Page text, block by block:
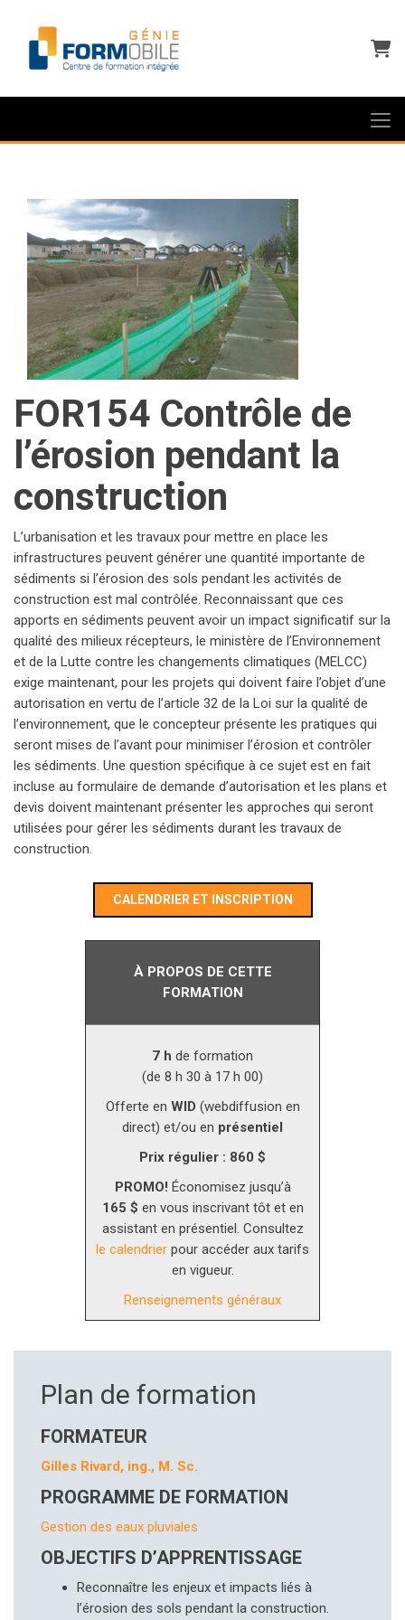
FOR154 Contrôle de
l’érosion pendant la
construction
L’urbanisation et les travaux pour mettre en place les
infrastructures peuvent générer une quantité importante de
sédiments si l’érosion des sols pendant les activités de
construction est mal contrôlée. Reconnaissant que ces
apports en sédiments peuvent avoir un impact significatif sur la
qualité des milieux récepteurs, le ministère de l’Environnement
et de la Lutte contre les changements climatiques (MELCC)
exige maintenant, pour les projets qui doivent faire l’objet d’une
autorisation en vertu de l’article 32 de la Loi sur la qualité de
l’environnement, que le concepteur présente les pratiques qui
seront mises de l’avant pour minimiser l’érosion et contrôler
les sédiments. Une question spécifique à ce sujet est en fait
incluse au formulaire de demande d’autorisation et les plans et
devis doivent maintenant présenter les approches qui seront
utilisées pour gérer les sédiments durant les travaux de
construction.
CALENDRIER ET INSCRIPTION
À PROPOS DE CETTE
FORMATION
7 h de formation
(de 8 h 30 à 17 h 00)
Offerte en WID (webdiffusion en
direct) et/ou en présentiel
Prix régulier : 860 $
PROMO! Économisez jusqu’à
165 $ en vous inscrivant tôt et en
assistant en présentiel. Consultez
le calendrier pour accéder aux tarifs
en vigueur.
Renseignements généraux
Plan de formation
FORMATEUR
Gilles Rivard, ing., M. Sc.
PROGRAMME DE FORMATION
Gestion des eaux pluviales
OBJECTIFS D’APPRENTISSAGE
Reconnaître les enjeux et impacts liés à
l’érosion des sols pendant la construction.